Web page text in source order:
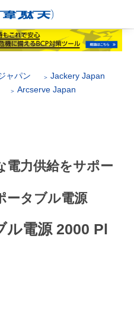
ャパン
Jackery Japan
Arcserve Japan
電力供給をサポー
ータブル電源
電源 2000 Pl